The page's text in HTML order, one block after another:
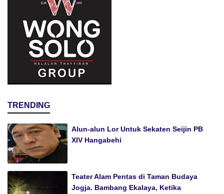
TRENDING
Alun-alun Lor Untuk Sekaten Seijin PB
XIV Hangabehi
Teater Alam Pentas di Taman Budaya
Jogja. Bambang Ekalaya, Ketika